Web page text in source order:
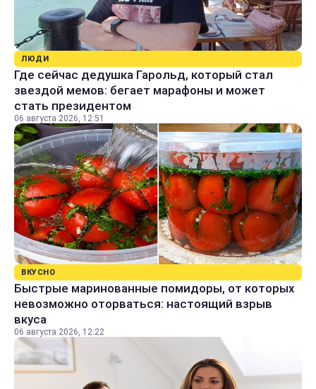
ЛЮДИ
Где сейчас дедушка Гарольд, который стал
звездой мемов: бегает марафоны и может
стать президентом
06 августа 2026, 12:51
ВКУСНО
Быстрые маринованные помидоры, от которых
невозможно оторваться: настоящий взрыв
вкуса
06 августа 2026, 12:22